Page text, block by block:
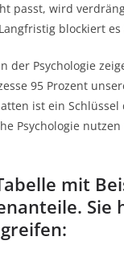
passt, wird
blockiert es
der Psychologie
95 Prozent
ist ein Schlüssel
Psychologie
mit
Sie